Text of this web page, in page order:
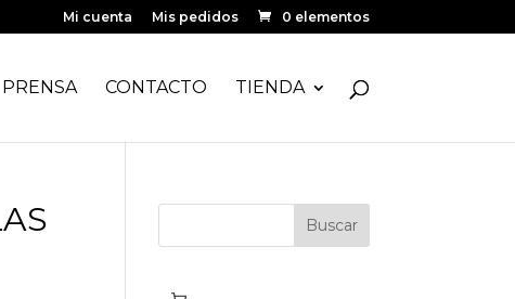
Mi cuenta Mis pedidos 0 elementos
PRENSA CONTACTO TIENDA